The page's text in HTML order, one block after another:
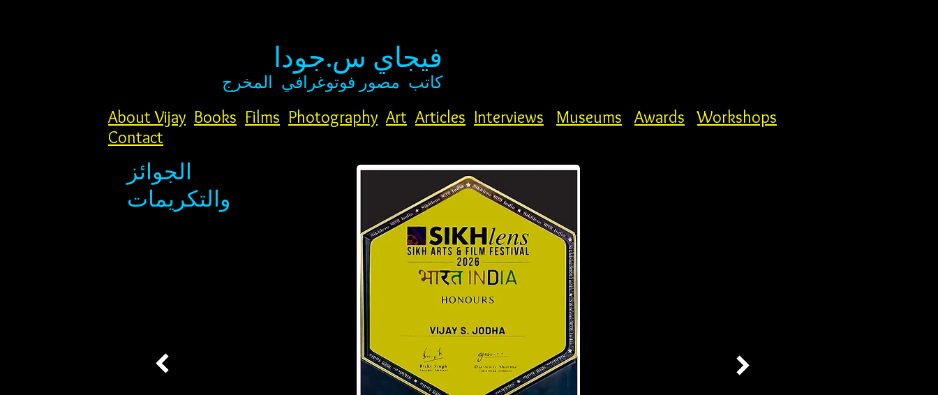
فيجاي س.جودا
كاتب مصور فوتوغرافي المخرج
About Vijay Books Films Photography Art Articles Interviews Museums Awards
Workshops
Contact
الجوائز
والتكريمات